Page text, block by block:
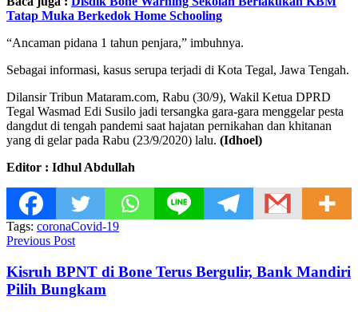
Tatap Muka Berkedok Home Schooling
“Ancaman pidana 1 tahun penjara,” imbuhnya.
Sebagai informasi, kasus serupa terjadi di Kota Tegal, Jawa Tengah.
Dilansir Tribun Mataram.com, Rabu (30/9), Wakil Ketua DPRD
Tegal Wasmad Edi Susilo jadi tersangka gara-gara menggelar pesta
dangdut di tengah pandemi saat hajatan pernikahan dan khitanan
yang di gelar pada Rabu (23/9/2020) lalu. (Idhoel)
Editor : Idhul Abdullah
Tags: coronaCovid-19
Previous Post
Kisruh BPNT di Bone Terus Bergulir, Bank Mandiri
Pilih Bungkam